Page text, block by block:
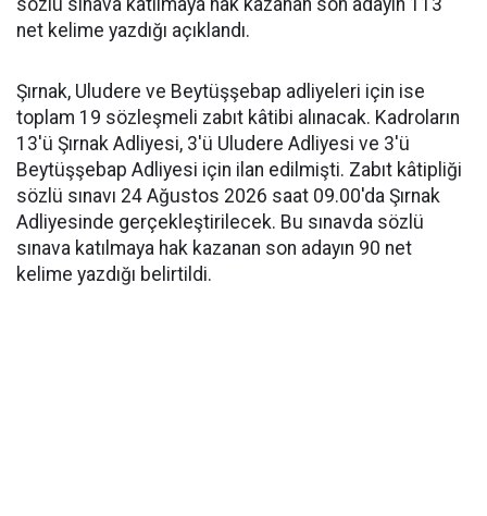
sözlü sınava katılmaya hak kazanan son adayın 113
net kelime yazdığı açıklandı.
Şırnak, Uludere ve Beytüşşebap adliyeleri için ise
toplam 19 sözleşmeli zabıt kâtibi alınacak. Kadroların
13'ü Şırnak Adliyesi, 3'ü Uludere Adliyesi ve 3'ü
Beytüşşebap Adliyesi için ilan edilmişti. Zabıt kâtipliği
sözlü sınavı 24 Ağustos 2026 saat 09.00'da Şırnak
Adliyesinde gerçekleştirilecek. Bu sınavda sözlü
sınava katılmaya hak kazanan son adayın 90 net
kelime yazdığı belirtildi.